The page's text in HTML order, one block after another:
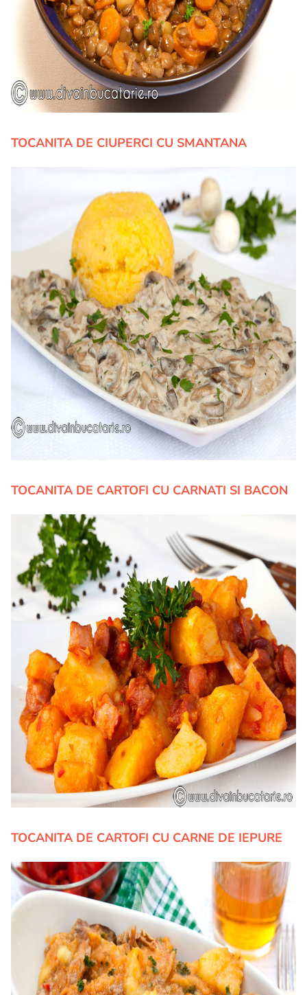
TOCANITA DE CIUPERCI CU SMANTANA
TOCANITA DE CARTOFI CU CARNATI SI BACON
TOCANITA DE CARTOFI CU CARNE DE IEPURE